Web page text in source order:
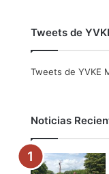
c
o
k
i
Tweets de
Tweets de YVKE
Noticias